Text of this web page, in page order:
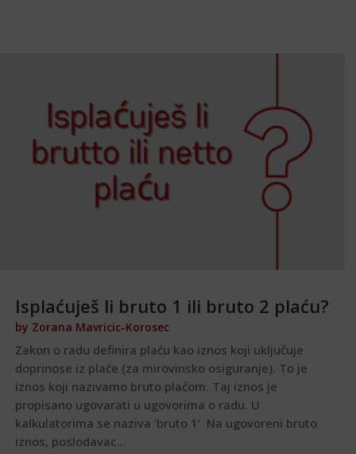
Isplaćuješ li bruto 1 ili bruto 2 plaću?
by Zorana Mavricic-Korosec
Zakon o radu definira plaću kao iznos koji uključuje
doprinose iz plaće (za mirovinsko osiguranje). To je
iznos koji nazivamo bruto plaćom. Taj iznos je
propisano ugovarati u ugovorima o radu. U
kalkulatorima se naziva ‘bruto 1’ Na ugovoreni bruto
iznos, poslodavac...